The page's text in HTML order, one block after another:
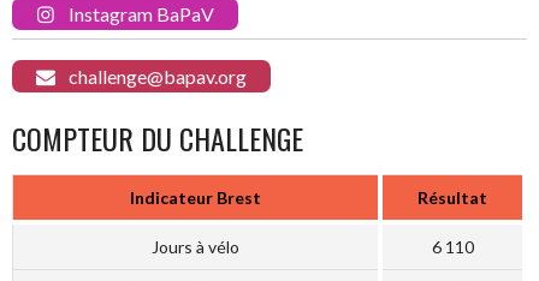
Instagram BaPaV
challenge@bapav.org
COMPTEUR DU CHALLENGE
Indicateur Brest Résultat
Jours à vélo 6 110